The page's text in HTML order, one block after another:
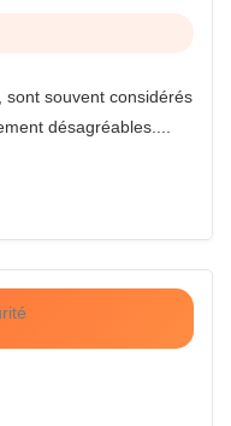
sont souvent considérés
désagréables....